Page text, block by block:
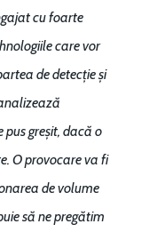
cu foarte
care vor
de detecție și
pus greșit, dacă o
O provocare va fi
de volume
să ne pregătim